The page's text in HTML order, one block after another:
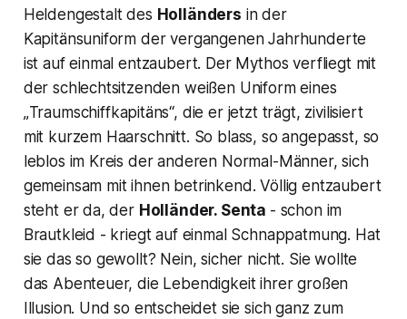
Heldengestalt des Holländers in der
Kapitänsuniform der vergangenen Jahrhunderte
ist auf einmal entzaubert. Der Mythos verfliegt mit
der schlechtsitzenden weißen Uniform eines
„Traumschiffkapitäns“, die er jetzt trägt, zivilisiert
mit kurzem Haarschnitt. So blass, so angepasst, so
leblos im Kreis der anderen Normal-Männer, sich
gemeinsam mit ihnen betrinkend. Völlig entzaubert
steht er da, der Holländer. Senta - schon im
Brautkleid - kriegt auf einmal Schnappatmung. Hat
sie das so gewollt? Nein, sicher nicht. Sie wollte
das Abenteuer, die Lebendigkeit ihrer großen
Illusion. Und so entscheidet sie sich ganz zum